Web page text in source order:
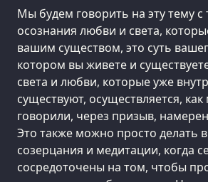
Мы будем говорить на эту тему с
осознания любви и света,
вашим существом, это суть
котором вы живете и
света и любви, которые уже
существуют, осуществляется,
говорили, через призыв,
Это также можно просто делать
созерцания и медитации, когда
сосредоточены на том, чтобы